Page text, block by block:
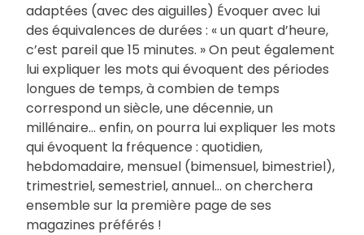
adaptées (avec des aiguilles) Évoquer avec lui
des équivalences de durées : « un quart d’heure,
c’est pareil que 15 minutes. » On peut également
lui expliquer les mots qui évoquent des périodes
longues de temps, à combien de temps
correspond un siècle, une décennie, un
millénaire… enfin, on pourra lui expliquer les mots
qui évoquent la fréquence : quotidien,
hebdomadaire, mensuel (bimensuel, bimestriel),
trimestriel, semestriel, annuel… on cherchera
ensemble sur la première page de ses
magazines préférés !